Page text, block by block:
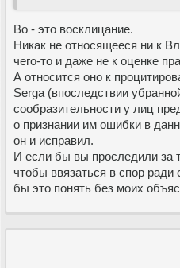
Во - это восклицание.
Никак не относящееся ни к
чего-то и даже не к оценке
А относится оно к
Sergа (впоследствии
сообразительности у лиц
о признании им ошибки в
он и исправил.
И если бы вы проследили за
чтобы ввязаться в спор ради
бы это понять без моих